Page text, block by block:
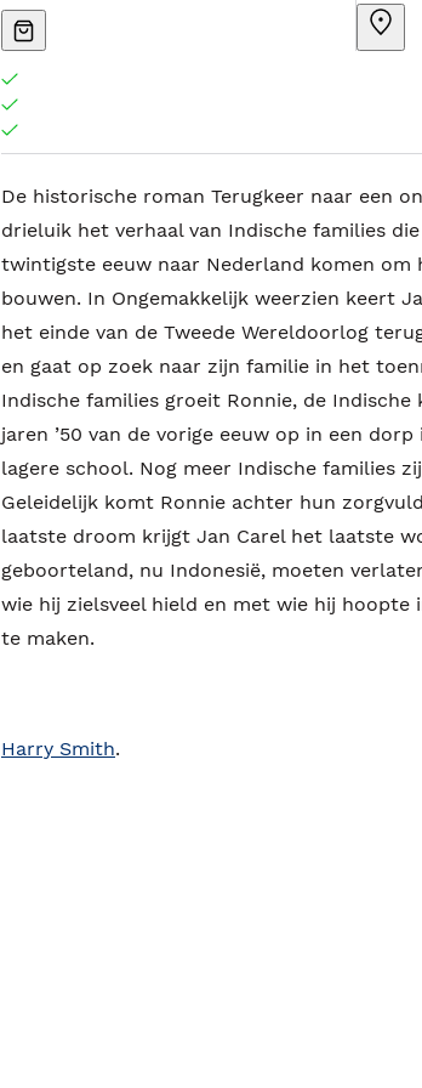
De historische roman Terugkeer naar een
drieluik het verhaal van Indische families
twintigste eeuw naar Nederland komen om
bouwen. In Ongemakkelijk weerzien keert
het einde van de Tweede Wereldoorlog
en gaat op zoek naar zijn familie in het
Indische families groeit Ronnie, de Indische
jaren ’50 van de vorige eeuw op in een
lagere school. Nog meer Indische families
Geleidelijk komt Ronnie achter hun
laatste droom krijgt Jan Carel het laatste
geboorteland, nu Indonesië, moeten
wie hij zielsveel hield en met wie hij hoopte
te maken.
Harry Smith.